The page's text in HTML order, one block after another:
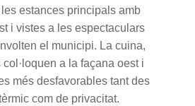
estances principals amb
i vistes a les espectaculars
el municipi. La cuina,
a la façana oest i
més desfavorables tant des
com de privacitat.